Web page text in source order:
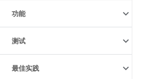
功能
测试
最佳实践